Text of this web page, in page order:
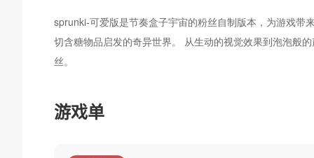
sprunki-可爱版是节奏盒子宇宙的粉丝自制版本，为游戏带
切含糖物品启发的奇异世界。 从生动的视觉效果到泡泡般
丝。
游戏单